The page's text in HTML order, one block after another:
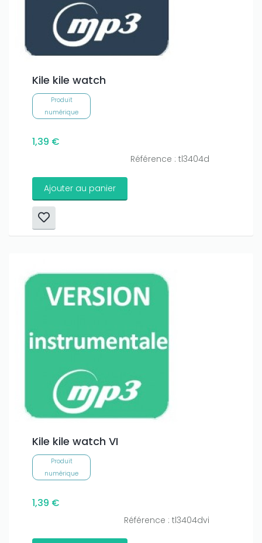
Kile kile watch
Produit
numérique
1,39 €
Référence : tl3404d
Ajouter au panier
Kile kile watch VI
Produit
numérique
1,39 €
Référence : tl3404dvi